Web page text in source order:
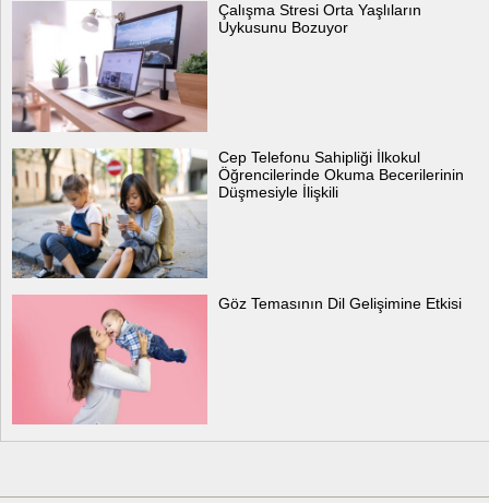
Çalışma Stresi Orta Yaşlıların
Uykusunu Bozuyor
Cep Telefonu Sahipliği İlkokul
Öğrencilerinde Okuma Becerilerinin
Düşmesiyle İlişkili
Göz Temasının Dil Gelişimine Etkisi